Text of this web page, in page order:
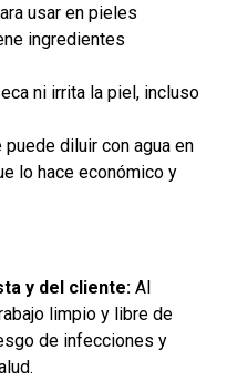
usar en pieles
ingredientes
ni irrita la piel, incluso
puede diluir con agua en
lo hace económico y
y del cliente: Al
limpio y libre de
de infecciones y